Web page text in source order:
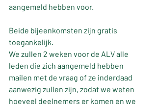
aangemeld hebben voor.
Beide bijeenkomsten zijn gratis
toegankelijk.
We zullen 2 weken voor de ALV alle
leden die zich aangemeld hebben
mailen met de vraag of ze inderdaad
aanwezig zullen zijn, zodat we weten
hoeveel deelnemers er komen en we